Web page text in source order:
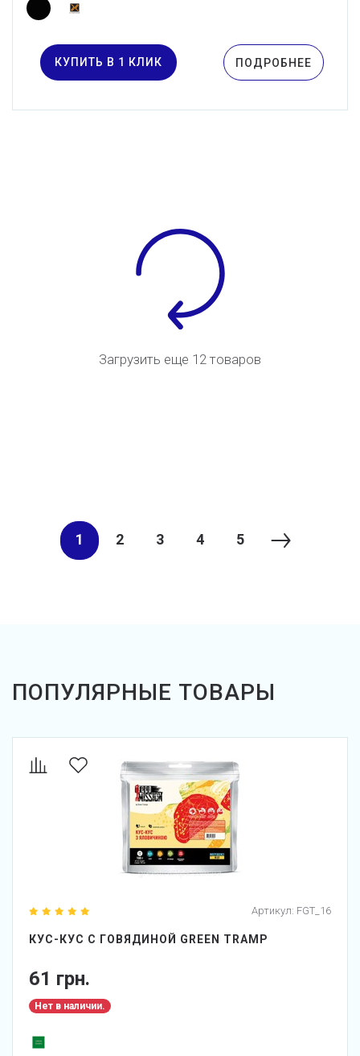
КУПИТЬ В 1 КЛИК ПОДРОБНЕЕ
Загрузить еще 12 товаров
1 2 3 4 5
ПОПУЛЯРНЫЕ ТОВАРЫ
Артикул: FGT_16
КУС-КУС С ГОВЯДИНОЙ GREEN TRAMP
61 грн.
Нет в наличии.